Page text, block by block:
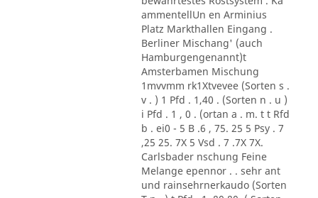
ammentellUn en Arminius
Platz Markthallen Eingang .
Berliner Mischang' (auch
Hamburgengenannt)t
Amsterbamen Mischung
1mvvmm rk1Xtvevee (Sorten s .
v . ) 1 Pfd . 1,40 . (Sorten n . u )
i Pfd . 1 , 0 . (ortan a . m. t t Rfd
b . ei0 - 5 B .6 , 75. 25 5 Psy . 7
,25 25. 7X 5 Vsd . 7 .7X 7X.
Carlsbader nschung Feine
Melange epennor . . sehr ant
und rainsehrnerkaudo (Sorten